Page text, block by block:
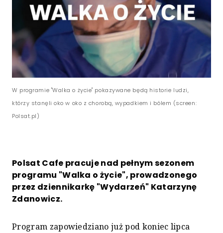
W programie "Walka o życie" pokazywane będą historie ludzi,
którzy stanęli oko w oko z chorobą, wypadkiem i bólem (screen:
Polsat.pl)
Polsat Cafe pracuje nad pełnym sezonem
programu "Walka o życie", prowadzonego
przez dziennikarkę "Wydarzeń" Katarzynę
Zdanowicz.
Program zapowiedziano już pod koniec lipca